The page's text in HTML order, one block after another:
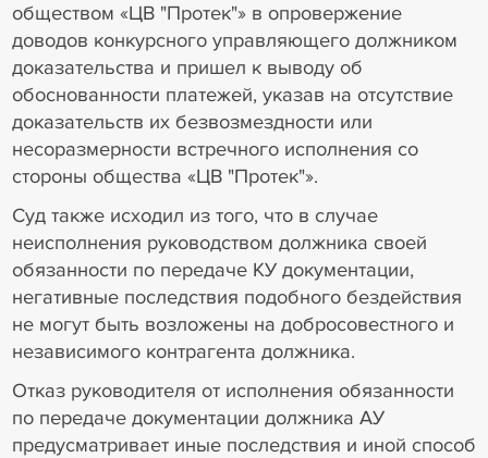
обществом «ЦВ "Протек"» в опровержение
доводов конкурсного управляющего должником
доказательства и пришел к выводу об
обоснованности платежей, указав на отсутствие
доказательств их безвозмездности или
несоразмерности встречного исполнения со
стороны общества «ЦВ "Протек"».
Суд также исходил из того, что в случае
неисполнения руководством должника своей
обязанности по передаче КУ документации,
негативные последствия подобного бездействия
не могут быть возложены на добросовестного и
независимого контрагента должника.
Отказ руководителя от исполнения обязанности
по передаче документации должника АУ
предусматривает иные последствия и иной способ